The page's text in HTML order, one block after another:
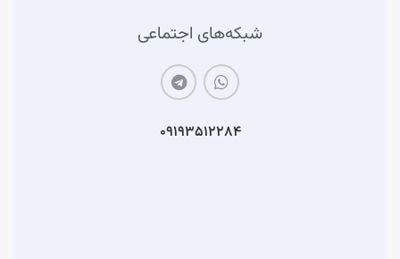
شبکه‌های اجتماعی
۰۹۱۹۳۵۱۲۲۸۴